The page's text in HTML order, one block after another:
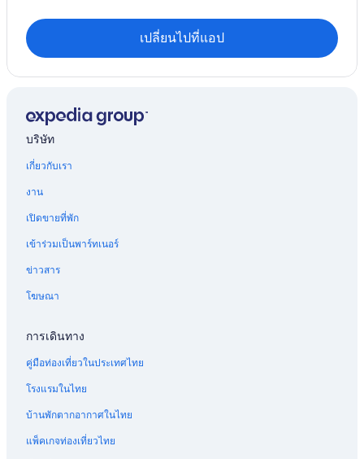
เปลี่ยนไปที่แอป
บริษัท
เกี่ยวกับเรา
งาน
เปิดขายที่พัก
เข้าร่วมเป็นพาร์ทเนอร์
ข่าวสาร
โฆษณา
การเดินทาง
คู่มือท่องเที่ยวในประเทศไทย
โรงแรมในไทย
บ้านพักตากอากาศในไทย
แพ็คเกจท่องเที่ยวไทย